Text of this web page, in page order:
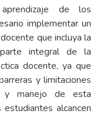
de los
implementar un
que incluya la
integral de la
docente, ya que
y limitaciones
y manejo de esta
alcancen